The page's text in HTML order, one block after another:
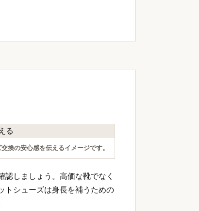
換の安心感を伝えるイメージです。
しましょう。高価な靴でなく
トシューズは身長を補うための